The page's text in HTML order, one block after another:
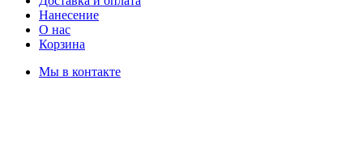
Нанесение
О нас
Корзина
Мы в контакте